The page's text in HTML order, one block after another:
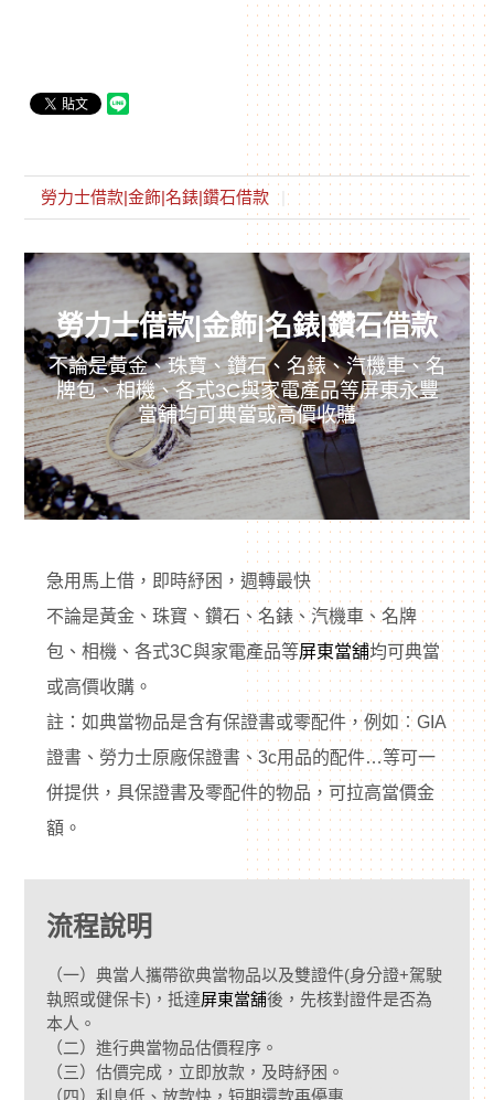
勞力士借款|金飾|名錶|鑽石借款
勞力士借款|金飾|名錶|鑽石借款
不論是黃金、珠寶、鑽石、名錶、汽機車、名
牌包、相機、各式3C與家電產品等屏東永豐
當舖均可典當或高價收購
述敘述
急用馬上借，即時紓困，週轉最快
不論是黃金、珠寶、鑽石、名錶、汽機車、名牌
包、相機、各式3C與家電產品等屏東當舖均可典當
或高價收購。
註：如典當物品是含有保證書或零配件，例如︰GIA
證書、勞力士原廠保證書、3c用品的配件…等可一
併提供，具保證書及零配件的物品，可拉高當價金
額。
流程說明
（一）典當人攜帶欲典當物品以及雙證件(身分證+駕駛
執照或健保卡)，抵達屏東當舖後，先核對證件是否為
本人。
（二）進行典當物品估價程序。
（三）估價完成，立即放款，及時紓困。
（四）利息低、放款快，短期還款再優惠